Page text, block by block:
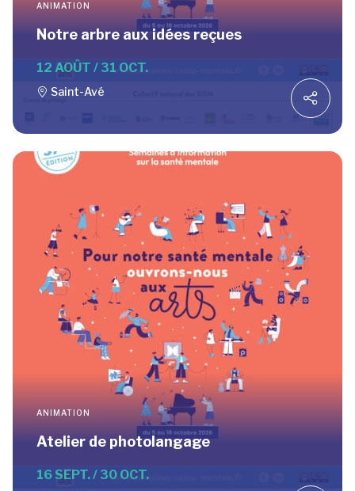
ANIMATION
Notre arbre aux idées reçues
12 AOÛT / 31 OCT.
Saint-Avé
ANIMATION
Atelier de photolangage
16 SEPT. / 30 OCT.